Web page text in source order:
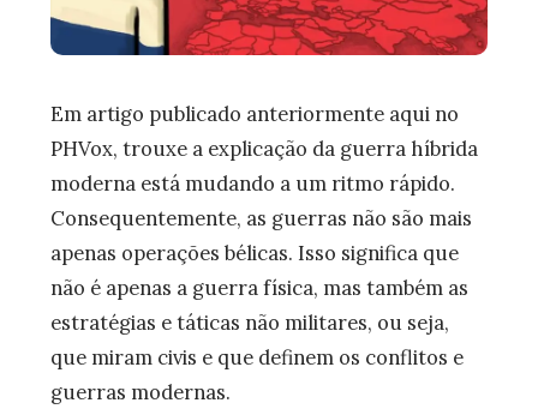
Em artigo publicado anteriormente aqui no
PHVox, trouxe a explicação da guerra híbrida
moderna está mudando a um ritmo rápido.
Consequentemente, as guerras não são mais
apenas operações bélicas. Isso significa que
não é apenas a guerra física, mas também as
estratégias e táticas não militares, ou seja,
que miram civis e que definem os conflitos e
guerras modernas.